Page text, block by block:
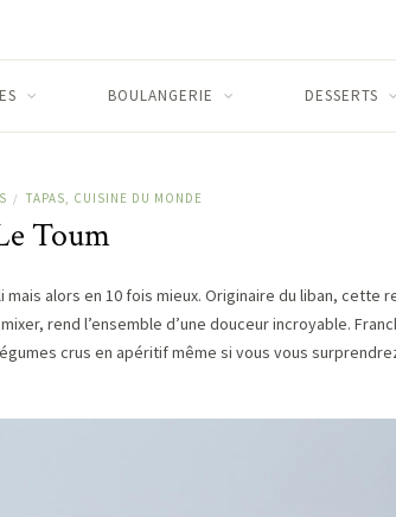
BOULANGERIE DESSERTS
/ TAPAS, CUISINE DU MONDE
Toum
mais alors en 10 fois mieux. Originaire du liban, cette
rend l’ensemble d’une douceur incroyable.
crus en apéritif même si vous vous